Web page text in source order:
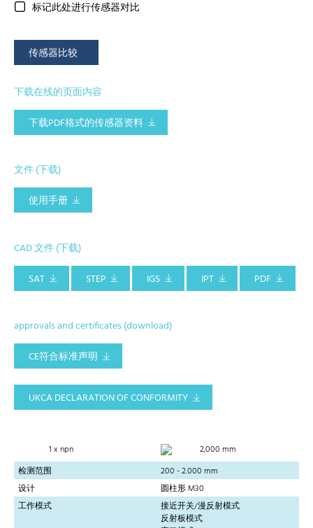
标记此处进行传感器对比
传感器比较
下载在线的页面内容
下载PDF格式的传感器资料
文件 (下载)
使用手册
CAD 文件 (下载)
SAT
STEP IGS IPT PDF
approvals and certificates (download)
CE符合标准声明
UKCA DECLARATION OF CONFORMITY
1 x npn
2,000 mm
检测范围
200 - 2.000 mm
设计
圆柱形 M30
工作模式
接近开关/漫反射模式
反射板模式